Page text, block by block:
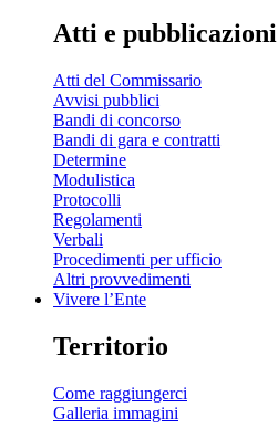
Atti e pubblicazioni
Atti del Commissario
Avvisi pubblici
Bandi di concorso
Bandi di gara e contratti
Determine
Modulistica
Protocolli
Regolamenti
Verbali
Procedimenti per ufficio
Altri provvedimenti
Vivere l’Ente
Territorio
Come raggiungerci
Galleria immagini